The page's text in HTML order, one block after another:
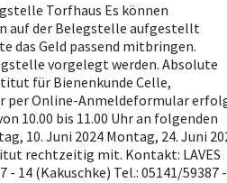
Torfhaus Es können
auf der Belegstelle aufgestellt
das Geld passend mitbringen.
vorgelegt werden. Absolute
für Bienenkunde Celle,
per Online-Anmeldeformular
10.00 bis 11.00 Uhr an folgenden
10. Juni 2024 Montag, 24. Juni
rechtzeitig mit. Kontakt: LAVES
14 (Kakuschke) Tel.: 05141/59387